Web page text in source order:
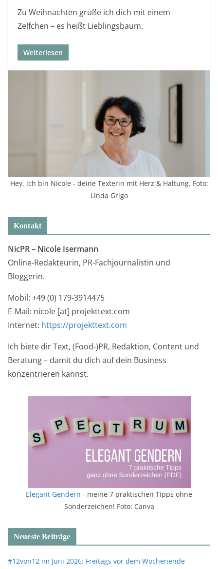
Zu Weihnachten grüße ich dich mit einem
Zelfchen – es heißt Lieblingsbaum.
Weiterlesen
Hey, ich bin Nicole - deine Texterin mit Herz & Haltung. Foto:
Linda Grigo
Kontakt
NicPR – Nicole Isermann
Online-Redakteurin, PR-Fachjournalistin und
Bloggerin.
Mobil: +49 (0) 179-3914475
E-Mail: nicole [at] projekttext.com
Internet: https://projekttext.com
Ich biete dir Text, (Food-)PR, Redaktion, Content und
Beratung – damit du dich auf dein Business
konzentrieren kannst.
Elegant Gendern - meine 7 praktischen Tipps ohne
Sonderzeichen! Foto: Canva
Neueste Beiträge
#12von12 im Juni 2026: Freitags vor dem Wochenende